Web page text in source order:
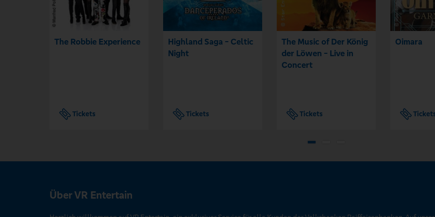
The Robbie Experience
Tickets
Highland Saga - Celtic
Night
Tickets
The Music of Der König
der Löwen - Live in
Concert
Tickets
Oimara
Über VR Entertain